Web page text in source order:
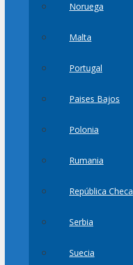
Noruega
Malta
Portugal
Paises Bajos
Polonia
Rumania
República Checa
Serbia
Suecia